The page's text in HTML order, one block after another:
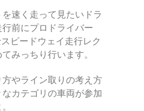
速く走って見たいドラ
前にプロドライバー
ピードウェイ走行レク
みっちり行います。
やライン取りの考え方
カテゴリの車両が参加